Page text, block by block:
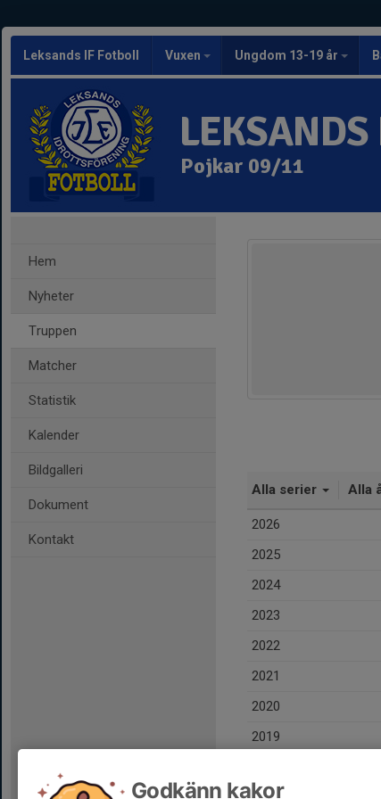
Leksands IF Fotboll Vuxen Ungdom 13-19 år
Pojkar 09/11
Hem
Nyheter
Truppen
Matcher
Statistik
Kalender
Bildgalleri
Dokument
Kontakt
Alla serier Alla
2026
2025
2024
2023
2022
2021
2020
2019
Godkänn kakor